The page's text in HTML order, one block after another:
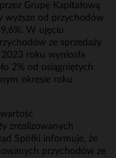
Grupę Kapitałową
wyższe od przychodów
W ujęciu
ze sprzedaży
roku wyniosła
2% od osiągniętych
okresie roku
zrealizowanych
Spółki informuje, że
przychodów ze